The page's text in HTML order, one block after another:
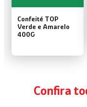
Confeité TOP
Verde e Amarelo
400G
Confira